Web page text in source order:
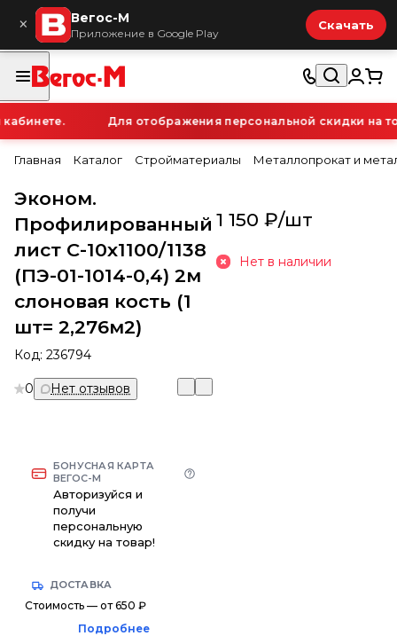
× Вегос-М
Приложение в Google Play
Скачать
Для отображения персональной скидки на
Главная Каталог Стройматериалы Металлопрокат и
Эконом.
Профилированный
лист С-10х1100/1138
(ПЭ-01-1014-0,4) 2м
слоновая кость (1
шт= 2,276м2)
Код: 236794
0 Нет отзывов
БОНУСНАЯ КАРТА
ВЕГОС-М
Авторизуйся и
получи
персональную
скидку на товар!
ДОСТАВКА
Стоимость — от 650 ₽
Подробнее
1 150 ₽/шт
Нет в наличии